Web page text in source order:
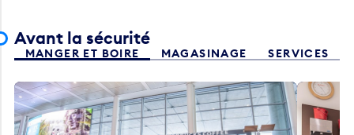
Avant la sécurité
MANGER ET BOIRE MAGASINAGE SERVICES